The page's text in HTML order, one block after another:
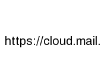
https://